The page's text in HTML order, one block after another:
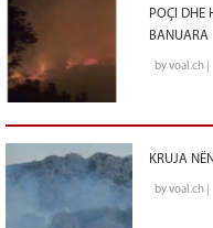
POÇI DHE
BANUARA
by voal.ch |
KRUJA
by voal.ch |